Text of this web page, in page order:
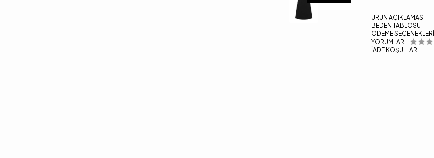
ÜRÜN AÇIKLAMASI
BEDEN TABLOSU
ÖDEME SEÇENEKLERI
YORUMLAR
İADE KOŞULLARI